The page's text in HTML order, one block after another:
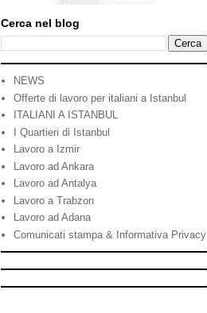
Cerca nel blog
NEWS
Offerte di lavoro per italiani a Istanbul
ITALIANI A ISTANBUL
I Quartieri di Istanbul
Lavoro a Izmir
Lavoro ad Ankara
Lavoro ad Antalya
Lavoro a Trabzon
Lavoro ad Adana
Comunicati stampa & Informativa Privacy